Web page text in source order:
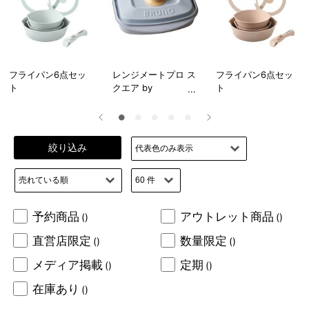
フライパン6点セッ
ト
レンジメートプロ ス
クエア by
フライパン6点セッ
ト
絞り込み
予約商品 () アウトレット商品 ()
直営店限定 () 数量限定 ()
メディア掲載 () 定期 ()
在庫あり ()